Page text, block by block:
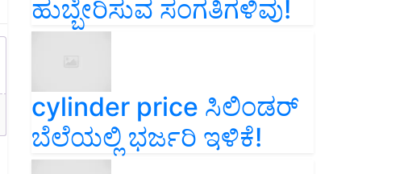
ಹುಬ್ಬೇರಿಸುವ ಸಂಗತಿಗಳಿವು!
cylinder price ಸಿಲಿಂಡರ್‌
ಬೆಲೆಯಲ್ಲಿ ಭರ್ಜರಿ ಇಳಿಕೆ!